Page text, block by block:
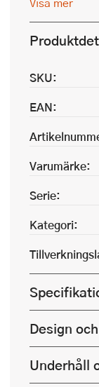
SKU:
EAN:
Varumärke:
Serie:
Kategori:
Design
Underhåll